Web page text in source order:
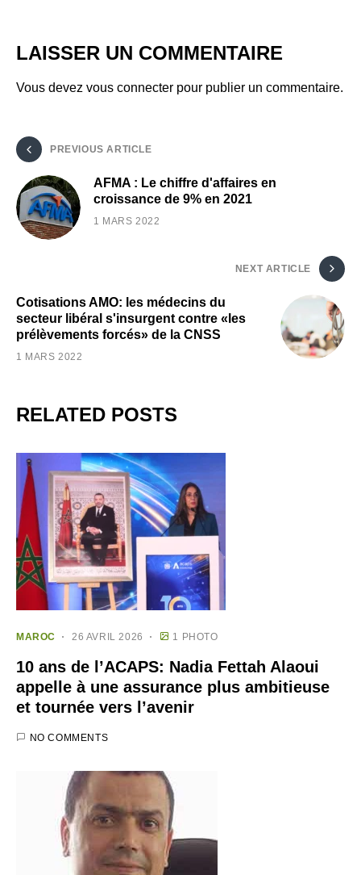
LAISSER UN COMMENTAIRE
Vous devez vous connecter pour publier un commentaire.
PREVIOUS ARTICLE
AFMA : Le chiffre d'affaires en
croissance de 9% en 2021
1 MARS 2022
NEXT ARTICLE
Cotisations AMO: les médecins du
secteur libéral s'insurgent contre «les
prélèvements forcés» de la CNSS
1 MARS 2022
RELATED POSTS
MAROC 26 AVRIL 2026 1 PHOTO
10 ans de l’ACAPS: Nadia Fettah Alaoui
appelle à une assurance plus ambitieuse
et tournée vers l’avenir
NO COMMENTS